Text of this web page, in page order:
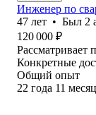
Инженер по
47 лет • Был 2
120 000 ₽
Рассматривает
Конкретные
Общий опыт
22 года 11